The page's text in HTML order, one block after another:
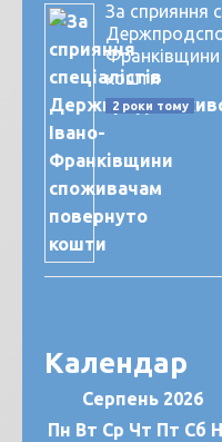
За сприяння
кошти
2 роки тому
Календар
Серпень 2026
Пн Вт Ср Чт Пт Сб